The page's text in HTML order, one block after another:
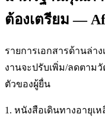
ต้องเตรียม —
รายการเอกสารด้านล่า
งานจะปรับเพิ่ม/ลดตาม
ตัวของผู้ยื่น
1. หนังสือเดินทางอายุเ